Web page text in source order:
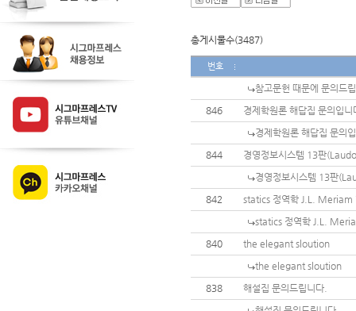
총게시물수(3487)
번호
참고문헌 때문에 문의드
846
경제학원론 해답집 문의입니
경제학원론 해답집 문의
844
경영정보시스템 13판
경영정보시스템 13판
842
statics 정역학 J.L. Meriam
statics 정역학 J.L.
840
the elegant sloution
the elegant sloution
838
해설집 문의드립니다.